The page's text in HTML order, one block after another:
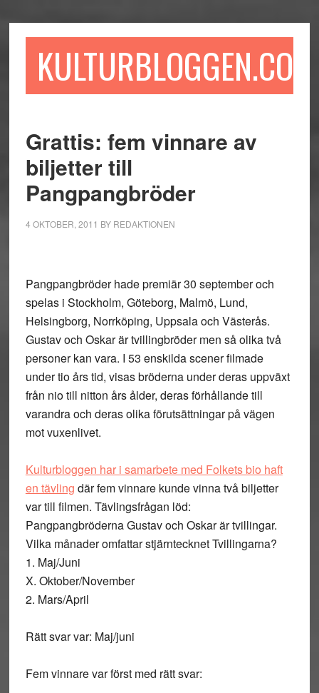
till
till
sidofältet
till
KULTURBLOGGEN.COM
Grattis: fem vinnare av
biljetter till
Pangpangbröder
4 OKTOBER, 2011 BY REDAKTIONEN
Pangpangbröder hade premiär 30 september och
spelas i Stockholm, Göteborg, Malmö, Lund,
Helsingborg, Norrköping, Uppsala och Västerås.
Gustav och Oskar är tvillingbröder men så olika två
personer kan vara. I 53 enskilda scener filmade
under tio års tid, visas bröderna under deras uppväxt
från nio till nitton års ålder, deras förhållande till
varandra och deras olika förutsättningar på vägen
mot vuxenlivet.
Kulturbloggen har i samarbete med Folkets bio haft
en tävling där fem vinnare kunde vinna två biljetter
var till filmen. Tävlingsfrågan löd:
Pangpangbröderna Gustav och Oskar är tvillingar.
Vilka månader omfattar stjärntecknet Tvillingarna?
1. Maj/Juni
X. Oktober/November
2. Mars/April
Rätt svar var: Maj/juni
Fem vinnare var först med rätt svar: